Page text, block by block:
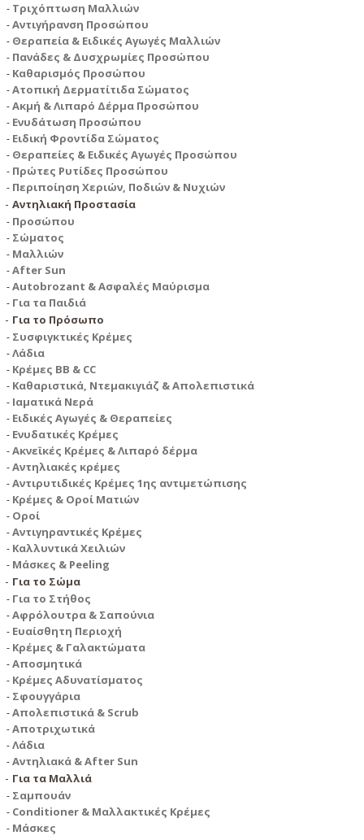
Τριχόπτωση Μαλλιών
Αντιγήρανση Προσώπου
Θεραπεία & Ειδικές Αγωγές Μαλλιών
Πανάδες & Δυσχρωμίες Προσώπου
Καθαρισμός Προσώπου
Ατοπική Δερματίτιδα Σώματος
Ακμή & Λιπαρό Δέρμα Προσώπου
Ενυδάτωση Προσώπου
Ειδική Φροντίδα Σώματος
Θεραπείες & Ειδικές Αγωγές Προσώπου
Πρώτες Ρυτίδες Προσώπου
Περιποίηση Χεριών, Ποδιών & Νυχιών
Αντηλιακή Προστασία
Προσώπου
Σώματος
Μαλλιών
After Sun
Autobrozant & Ασφαλές Μαύρισμα
Για τα Παιδιά
Για το Πρόσωπο
Συσφιγκτικές Κρέμες
Λάδια
Κρέμες BB & CC
Καθαριστικά, Ντεμακιγιάζ & Απολεπιστικά
Ιαματικά Νερά
Ειδικές Αγωγές & Θεραπείες
Ενυδατικές Κρέμες
Ακνεϊκές Κρέμες & Λιπαρό δέρμα
Αντηλιακές κρέμες
Αντιρυτιδικές Κρέμες 1ης αντιμετώπισης
Κρέμες & Οροί Ματιών
Οροί
Αντιγηραντικές Κρέμες
Καλλυντικά Χειλιών
Μάσκες & Peeling
Για το Σώμα
Για το Στήθος
Αφρόλουτρα & Σαπούνια
Ευαίσθητη Περιοχή
Κρέμες & Γαλακτώματα
Αποσμητικά
Κρέμες Αδυνατίσματος
Σφουγγάρια
Απολεπιστικά & Scrub
Αποτριχωτικά
Λάδια
Αντηλιακά & After Sun
Για τα Μαλλιά
Σαμπουάν
Conditioner & Μαλλακτικές Κρέμες
Μάσκες